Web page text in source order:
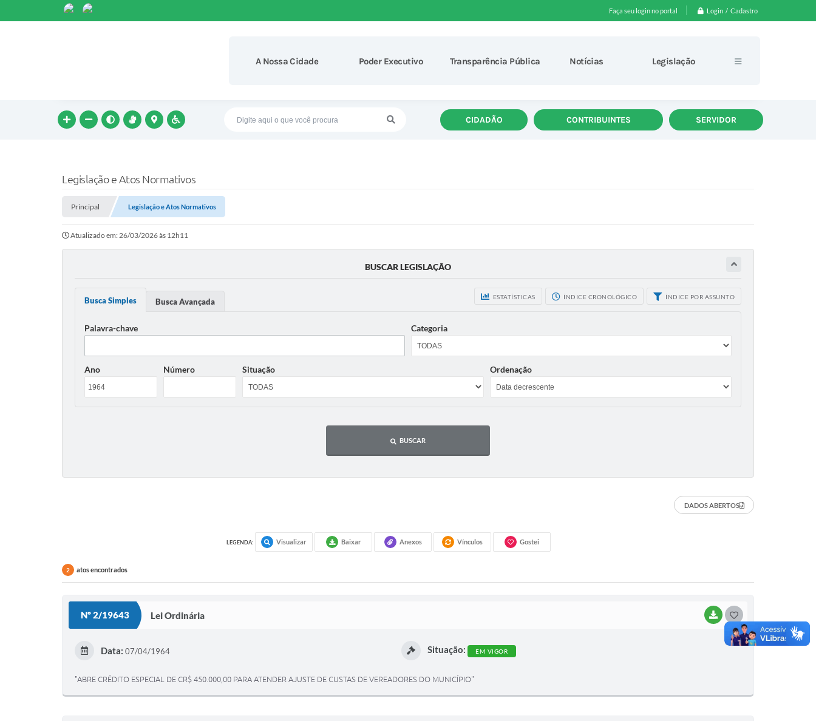
Faça seu login no portal Login / Cadastro
A Nossa Cidade Poder Executivo Transparência Pública Notícias Legislação
CIDADÃO CONTRIBUINTES SERVIDOR
Legislação e Atos Normativos
Principal Legislação e Atos Normativos
Atualizado em: 26/03/2026 às 12h11
BUSCAR LEGISLAÇÃO
ESTATÍSTICAS ÍNDICE CRONOLÓGICO ÍNDICE POR ASSUNTO
Busca Simples Busca Avançada
Palavra-chave Categoria
Ano Número Situação Ordenação
BUSCAR
DADOS ABERTOS
LEGENDA: Visualizar Baixar Anexos Vínculos Gostei
2 atos encontrados
Nº 2/19643 Lei Ordinária BAIXAR
O
Data: 07/04/1964 Situação: EM VIGOR
"ABRE CRÉDITO ESPECIAL DE CR$ 450.000,00 PARA ATENDER AJUSTE DE CUSTAS DE VEREADORES DO MUNICÍPIO"